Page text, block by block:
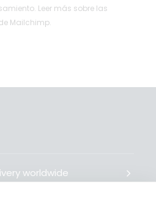
Leer más sobre las
Mailchimp.
worldwide